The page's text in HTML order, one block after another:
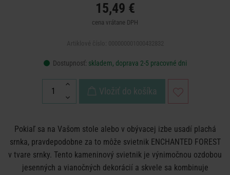
15,49 €
cena vrátane DPH
Dostupnosť: skladem, doprava 2-5 pracovné dni
Vložiť do košíka
Pokiaľ sa na Vašom stole alebo v obývacej izbe usadí plachá
srnka, pravdepodobne za to môže svietnik ENCHANTED FOREST
v tvare srnky. Tento kameninový svietnik je výnimočnou ozdobou
jesenných a vianočných dekorácií a skvele sa kombinuje